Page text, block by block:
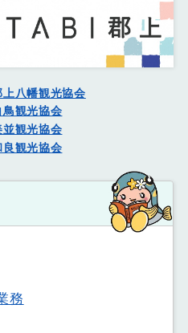
上八幡観光協会
鳥観光協会
並観光協会
良観光協会
務